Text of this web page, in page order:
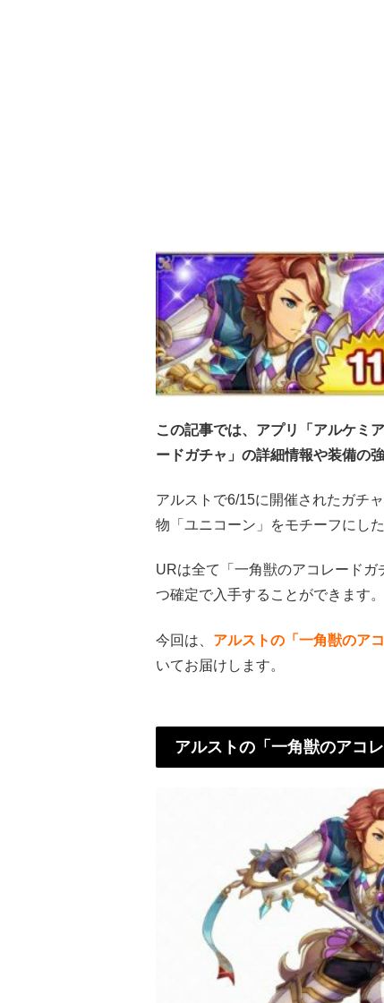
この記事では、アプリ「アルケミ
ードガチャ」の詳細情報や装備の
アルストで6/15に開催されたガチ
物「ユニコーン」をモチーフにした
URは全て「一角獣のアコレード
つ確定で入手することができます。
今回は、 アルストの「一角獣のア
いてお届けします。
アルストの「一角獣のアコ